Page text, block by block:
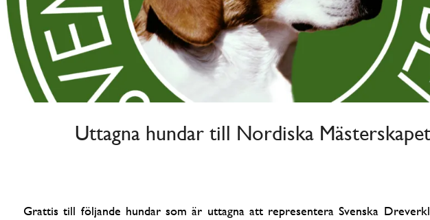
Uttagna hundar till Nordiska
Grattis till följande hundar som är uttagna att representera Svenska